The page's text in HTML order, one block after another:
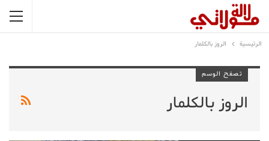
الرئيسية الروز بالكلمار
تصفح الوسم
الروز بالكلمار